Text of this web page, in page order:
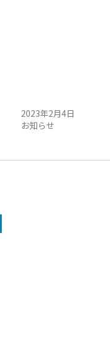
2023年2月4日
お知らせ